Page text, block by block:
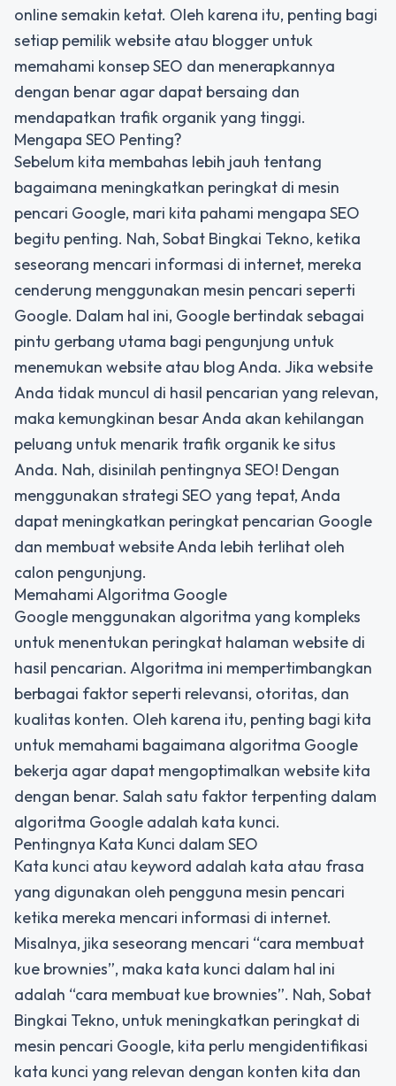
online semakin ketat. Oleh karena itu, penting bagi
setiap pemilik website atau blogger untuk
memahami konsep SEO dan menerapkannya
dengan benar agar dapat bersaing dan
mendapatkan trafik organik yang tinggi.
Mengapa SEO Penting?
Sebelum kita membahas lebih jauh tentang
bagaimana meningkatkan peringkat di mesin
pencari Google, mari kita pahami mengapa SEO
begitu penting. Nah, Sobat Bingkai Tekno, ketika
seseorang mencari informasi di internet, mereka
cenderung menggunakan mesin pencari seperti
Google. Dalam hal ini, Google bertindak sebagai
pintu gerbang utama bagi pengunjung untuk
menemukan website atau blog Anda. Jika website
Anda tidak muncul di hasil pencarian yang relevan,
maka kemungkinan besar Anda akan kehilangan
peluang untuk menarik trafik organik ke situs
Anda. Nah, disinilah pentingnya SEO! Dengan
menggunakan strategi SEO yang tepat, Anda
dapat meningkatkan peringkat pencarian Google
dan membuat website Anda lebih terlihat oleh
calon pengunjung.
Memahami Algoritma Google
Google menggunakan algoritma yang kompleks
untuk menentukan peringkat halaman website di
hasil pencarian. Algoritma ini mempertimbangkan
berbagai faktor seperti relevansi, otoritas, dan
kualitas konten. Oleh karena itu, penting bagi kita
untuk memahami bagaimana algoritma Google
bekerja agar dapat mengoptimalkan website kita
dengan benar. Salah satu faktor terpenting dalam
algoritma Google adalah kata kunci.
Pentingnya Kata Kunci dalam SEO
Kata kunci atau keyword adalah kata atau frasa
yang digunakan oleh pengguna mesin pencari
ketika mereka mencari informasi di internet.
Misalnya, jika seseorang mencari “cara membuat
kue brownies”, maka kata kunci dalam hal ini
adalah “cara membuat kue brownies”. Nah, Sobat
Bingkai Tekno, untuk meningkatkan peringkat di
mesin pencari Google, kita perlu mengidentifikasi
kata kunci yang relevan dengan konten kita dan